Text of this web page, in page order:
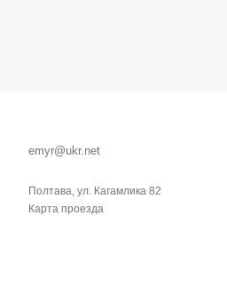
emyr@ukr.net
Полтава, ул. Кагамлика 82
Карта проезда